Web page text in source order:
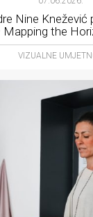
Nine Knežević
Mapping the
VIZUALNE